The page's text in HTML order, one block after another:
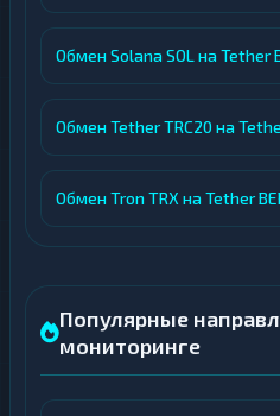
Обмен Solana SOL на Tether
Обмен Tether TRC20 на
Обмен Tron TRX на Tether
Популярные
мониторинге